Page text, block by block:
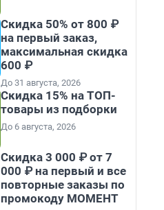
Скидка 50% от 800 ₽
на первый заказ,
максимальная скидка
600 ₽
До 31 августа, 2026
Скидка 15% на ТОП-
товары из подборки
До 6 августа, 2026
Скидка 3 000 ₽ от 7
000 ₽ на первый и все
повторные заказы по
промокоду МОМЕНТ